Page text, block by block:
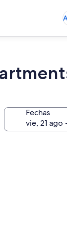
Fechas